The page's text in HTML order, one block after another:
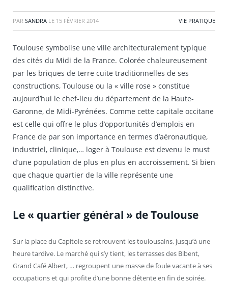
PAR SANDRA LE 15 FÉVRIER 2014 VIE PRATIQUE
Toulouse symbolise une ville architecturalement typique
des cités du Midi de la France. Colorée chaleureusement
par les briques de terre cuite traditionnelles de ses
constructions, Toulouse ou la « ville rose » constitue
aujourd’hui le chef-lieu du département de la Haute-
Garonne, de Midi-Pyrénées. Comme cette capitale occitane
est celle qui offre le plus d’opportunités d’emplois en
France de par son importance en termes d’aéronautique,
industriel, clinique,… loger à Toulouse est devenu le must
d’une population de plus en plus en accroissement. Si bien
que chaque quartier de la ville représente une
qualification distinctive.
Le « quartier général » de Toulouse
Sur la place du Capitole se retrouvent les toulousains, jusqu’à une
heure tardive. Le marché qui s’y tient, les terrasses des Bibent,
Grand Café Albert, … regroupent une masse de foule vacante à ses
occupations et qui profite d’une bonne détente en fin de soirée.